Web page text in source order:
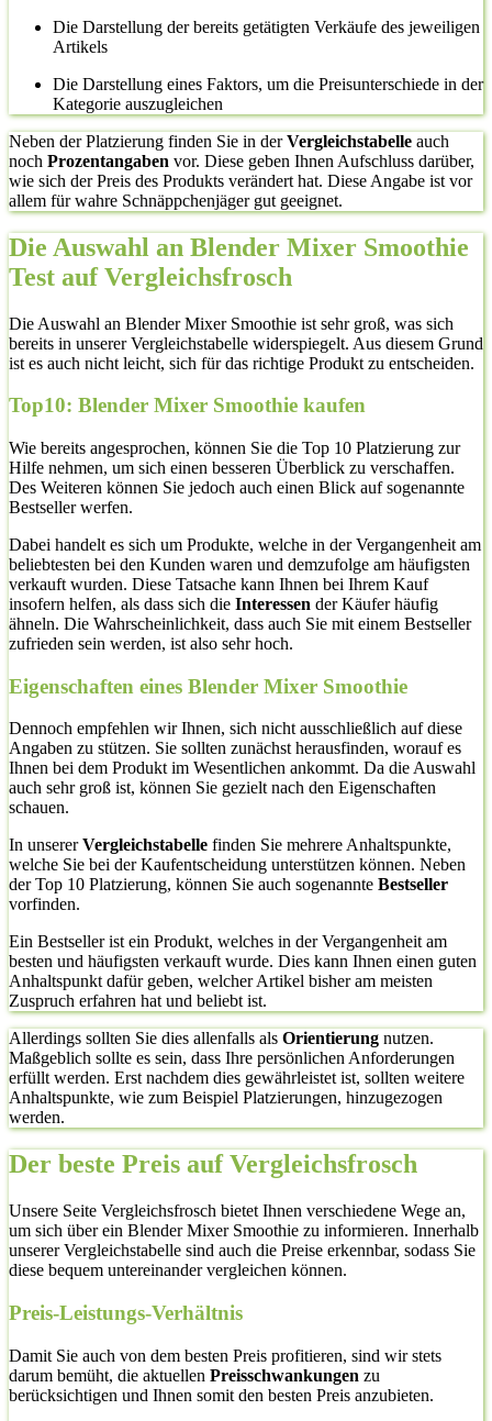
Die Darstellung der bereits getätigten Verkäufe des jeweiligen
Artikels
Die Darstellung eines Faktors, um die Preisunterschiede in der
Kategorie auszugleichen
Neben der Platzierung finden Sie in derVergleichstabelle auch
noch Prozentangaben vor. Diese geben Ihnen Aufschluss darüber,
wie sich der Preis des Produkts verändert hat. Diese Angabe ist vor
allem für wahre Schnäppchenjäger gut geeignet.
Die Auswahl an Blender Mixer Smoothie
Test auf Vergleichsfrosch
Die Auswahl an Blender Mixer Smoothie ist sehr groß, was sich
bereits in unserer Vergleichstabelle widerspiegelt. Aus diesem Grund
ist es auch nicht leicht, sich für das richtige Produkt zu entscheiden.
Top10: Blender Mixer Smoothie kaufen
Wie bereits angesprochen, können Sie die Top 10 Platzierung zur
Hilfe nehmen, um sich einen besseren Überblick zu verschaffen.
Des Weiteren können Sie jedoch auch einen Blick auf sogenannte
Bestseller werfen.
Dabei handelt es sich um Produkte, welche in der Vergangenheit am
beliebtesten bei den Kunden waren und demzufolge am häufigsten
verkauft wurden. Diese Tatsache kann Ihnen bei Ihrem Kauf
insofern helfen, als dass sich die Interessen der Käufer häufig
ähneln. Die Wahrscheinlichkeit, dass auch Sie mit einem Bestseller
zufrieden sein werden, ist also sehr hoch.
Eigenschaften eines Blender Mixer Smoothie
Dennoch empfehlen wir Ihnen, sich nicht ausschließlich auf diese
Angaben zu stützen. Sie sollten zunächst herausfinden, worauf es
Ihnen bei dem Produkt im Wesentlichen ankommt. Da die Auswahl
auch sehr groß ist, können Sie gezielt nach den Eigenschaften
schauen.
In unsererVergleichstabelle finden Sie mehrere Anhaltspunkte,
welche Sie bei der Kaufentscheidung unterstützen können. Neben
der Top 10 Platzierung, können Sie auch sogenannte Bestseller
vorfinden.
Ein Bestseller ist ein Produkt, welches in der Vergangenheit am
besten und häufigsten verkauft wurde. Dies kann Ihnen einen guten
Anhaltspunkt dafür geben, welcher Artikel bisher am meisten
Zuspruch erfahren hat und beliebt ist.
Allerdings sollten Sie dies allenfalls als Orientierung nutzen.
Maßgeblich sollte es sein, dass Ihre persönlichen Anforderungen
erfüllt werden. Erst nachdem dies gewährleistet ist, sollten weitere
Anhaltspunkte, wie zum Beispiel Platzierungen, hinzugezogen
werden.
Der beste Preis auf Vergleichsfrosch
Unsere Seite Vergleichsfrosch bietet Ihnen verschiedene Wege an,
um sich über ein Blender Mixer Smoothie zu informieren. Innerhalb
unserer Vergleichstabelle sind auch die Preise erkennbar, sodass Sie
diese bequem untereinander vergleichen können.
Preis-Leistungs-Verhältnis
Damit Sie auch von dem besten Preis profitieren, sind wir stets
darum bemüht, die aktuellen Preisschwankungen zu
berücksichtigen und Ihnen somit den besten Preis anzubieten.